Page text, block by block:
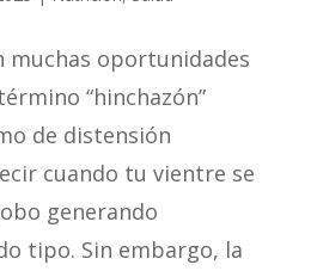
muchas oportunidades
“hinchazón”
de distensión
cuando tu vientre se
generando
tipo. Sin embargo, la